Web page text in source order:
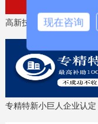
业评价入库、创新创
果评价
时获取最新科技项目
现在咨询